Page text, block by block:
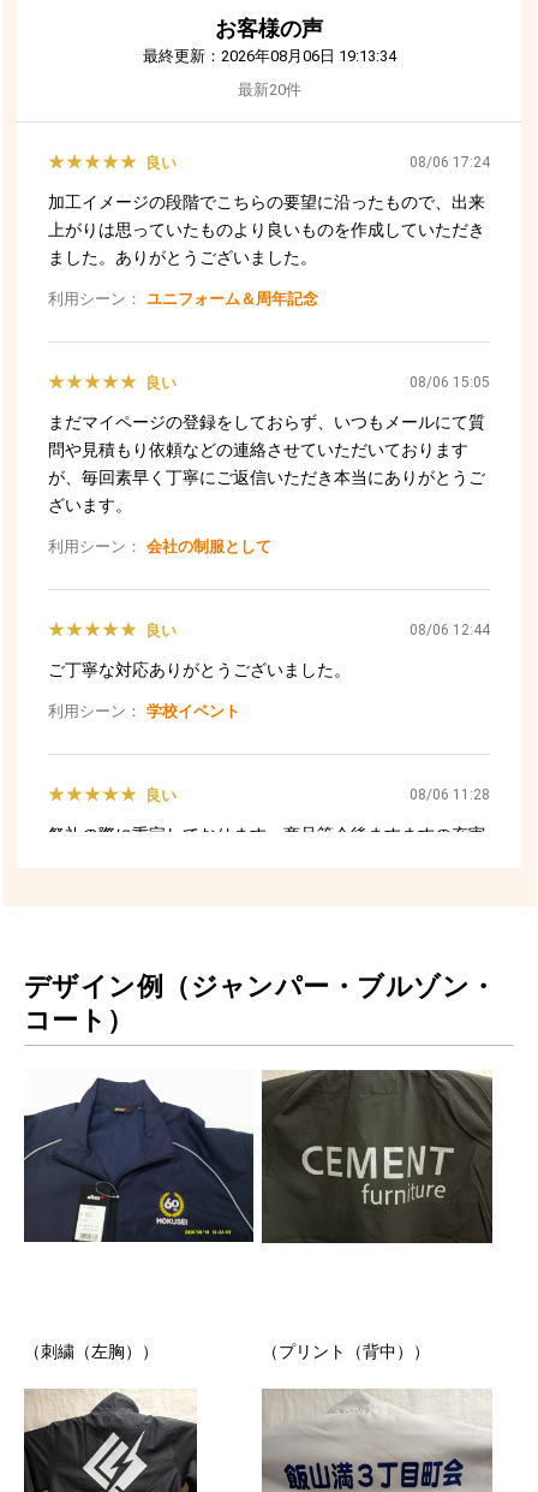
デザイン例（ジャンパー・ブルゾン・
コート）
（刺繍（左胸）） （プリント（背中））